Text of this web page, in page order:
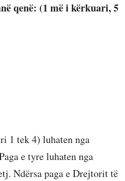
qenë: (1 më i kërkuari, 5
1 tek 4) luhaten nga
e tyre luhaten nga
Ndërsa paga e Drejtorit të